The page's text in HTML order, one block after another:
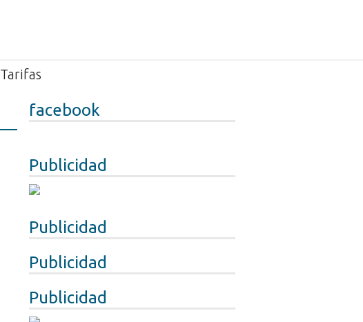
Tarifas
facebook
Publicidad
Publicidad
Publicidad
Publicidad